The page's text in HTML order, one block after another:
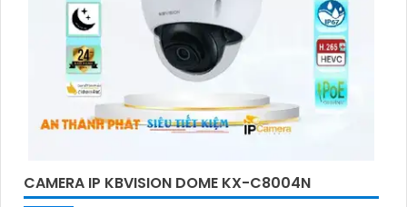
CAMERA IP KBVISION DOME KX-C8004N